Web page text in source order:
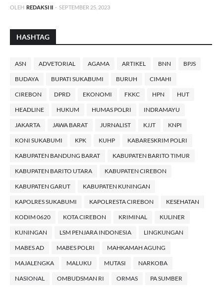
OLEH REDAKSI II - SEPTEMBER 25, 2023
HASHTAG
ASN ADVETORIAL AGAMA ARTIKEL BNN BPJS
BUDAYA BUPATI SUKABUMI BURUH CIMAHI
CIREBON DPRD EKONOMI FKKC HPN HUT
HEADLINE HUKUM HUMAS POLRI INDRAMAYU
JAKARTA JAWA BARAT JURNALIST KJJT KNPI
KONI SUKABUMI KPK KUHP KABARESKRIM POLRI
KABUPATEN BANDUNG BARAT KABUPATEN BARITO TIMUR
KABUPATEN BARITO UTARA KABUPATEN CIREBON
KABUPATEN GARUT KABUPATEN KUNINGAN
KAPOLRES SUKABUMI KAPOLRESTA CIREBON KESEHATAN
KODIM 0620 KOTA CIREBON KRIMINAL KULINER
KUNINGAN LSM PENJARA INDONESIA LINGKUNGAN
MABES AD MABES POLRI MAHKAMAH AGUNG
MAJALENGKA MALUKU MUTASI NARKOBA
NASIONAL OMBUDSMAN RI ORMAS PA SUMBER